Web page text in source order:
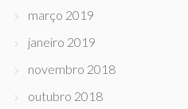
março 2019
janeiro 2019
novembro 2018
outubro 2018